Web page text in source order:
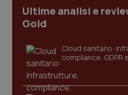
Ultime analisi e
Gold
Cloud sanitario:
compliance, GDPR